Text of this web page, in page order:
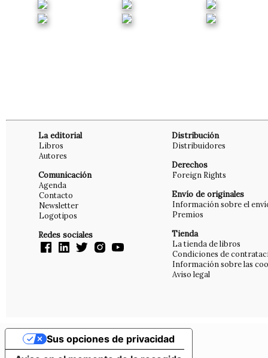
La editorial
Libros
Autores
Comunicación
Agenda
Contacto
Newsletter
Logotipos
Redes sociales
Distribución
Distribuidores
Derechos
Foreign Rights
Envío de originales
Información sobre el
Premios
Tienda
La tienda de libros
Condiciones de
Información sobre las
Aviso legal
Sus opciones de privacidad